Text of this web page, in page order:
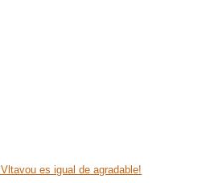
es igual de agradable!